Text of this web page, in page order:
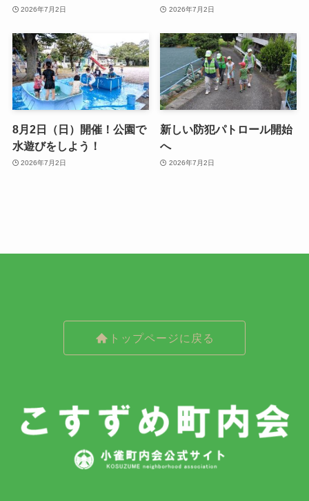
2026年7月2日 2026年7月2日
8月2日（日）開催！公園で
水遊びをしよう！
2026年7月2日
新しい防犯パトロール開始
へ
2026年7月2日
トップページに戻る